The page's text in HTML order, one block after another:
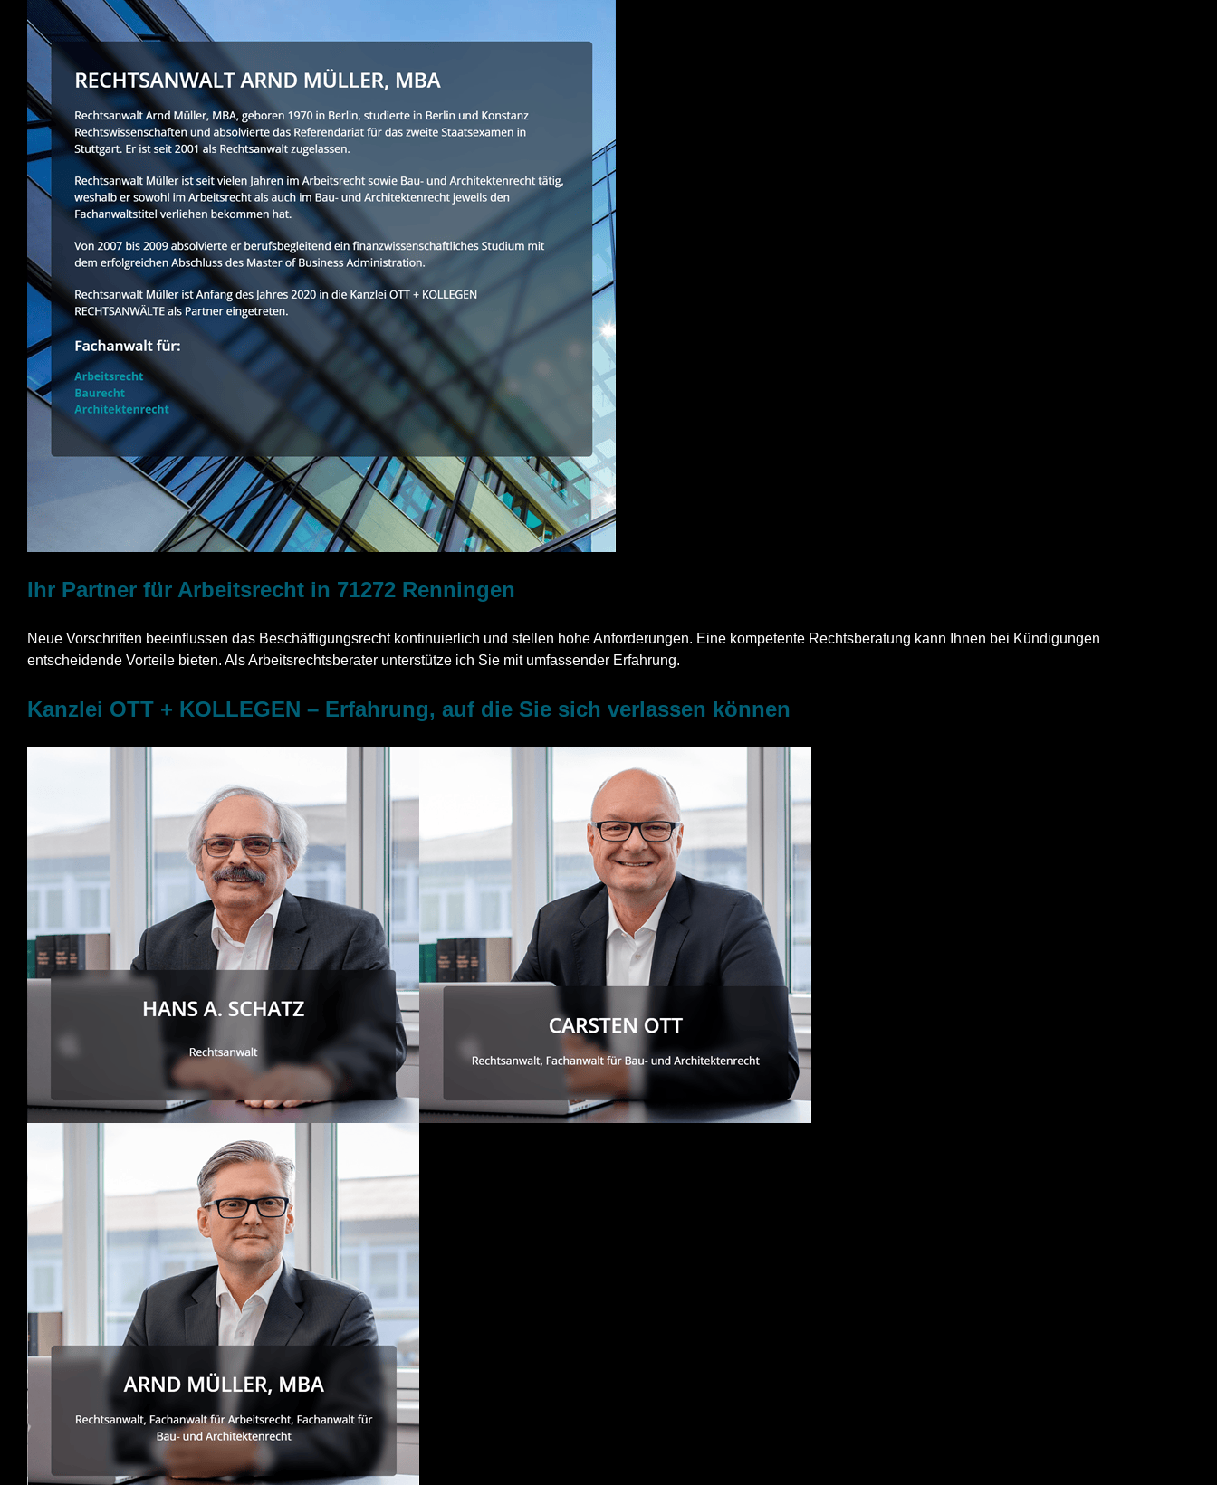
Ihr Partner für Arbeitsrecht in 71272 Renningen
Neue Vorschriften beeinflussen das Beschäftigungsrecht kontinuierlich und stellen hohe Anforderungen. Eine kompetente Rechtsberatung kann Ihnen bei Kündigungen
entscheidende Vorteile bieten. Als Arbeitsrechtsberater unterstütze ich Sie mit umfassender Erfahrung.
Kanzlei OTT + KOLLEGEN – Erfahrung, auf die Sie sich verlassen können